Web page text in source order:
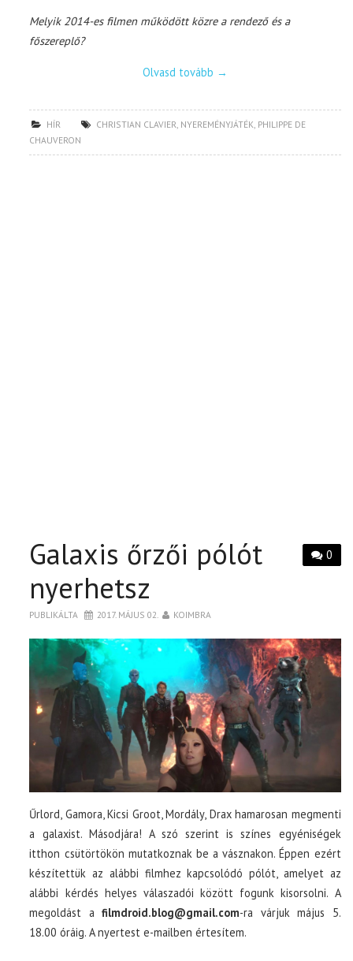
Melyik 2014-es filmen működött közre a rendező és a
főszereplő?
Olvasd tovább →
HÍR CHRISTIAN CLAVIER, NYEREMÉNYJÁTÉK, PHILIPPE DE
CHAUVERON
0
Galaxis őrzői pólót
nyerhetsz
PUBLIKÁLTA 2017. MÁJUS 02. KOIMBRA
Űrlord, Gamora, Kicsi Groot, Mordály, Drax hamarosan megmenti
a galaxist. Másodjára! A szó szerint is színes egyéniségek
itthon csütörtökön mutatkoznak be a vásznakon. Éppen ezért
készítettük az alábbi filmhez kapcsolódó pólót, amelyet az
alábbi kérdés helyes válaszadói között fogunk kisorsolni. A
megoldást a filmdroid.blog@gmail.com-ra várjuk május 5.
18.00 óráig. A nyertest e-mailben értesítem.